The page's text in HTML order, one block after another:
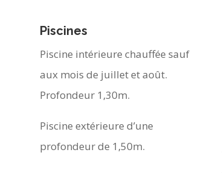
Piscines
Piscine intérieure chauffée sauf
aux mois de juillet et août.
Profondeur 1,30m.
Piscine extérieure d’une
profondeur de 1,50m.